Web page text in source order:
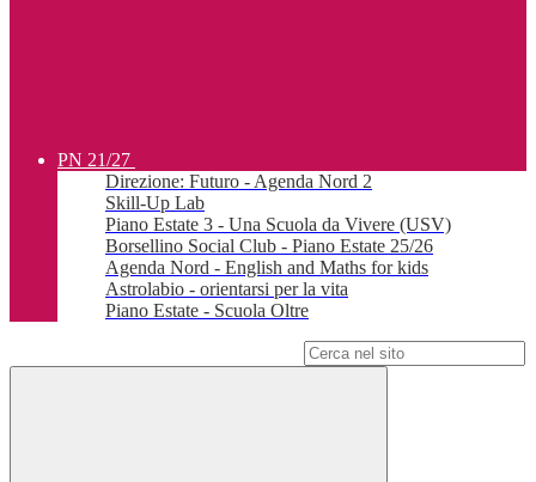
PN 21/27
Direzione: Futuro - Agenda Nord 2
Skill-Up Lab
Piano Estate 3 - Una Scuola da Vivere (USV)
Borsellino Social Club - Piano Estate 25/26
Agenda Nord - English and Maths for kids
Astrolabio - orientarsi per la vita
Piano Estate - Scuola Oltre